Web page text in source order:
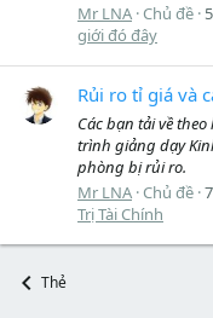
Mr LNA Chủ đề
giới đó đây
Rủi ro tỉ giá và
Các bạn tải về
trình giảng dạy
phòng bị rủi ro.
Mr LNA Chủ đề
Trị Tài Chính
Thẻ